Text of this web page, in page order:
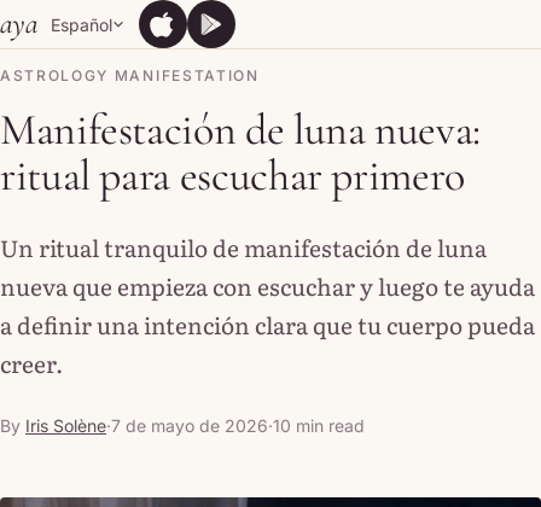
Skip to content
aya Español App Store
App StoreGoogle Play
Google Play
ASTROLOGY MANIFESTATION
Manifestación de luna nueva:
ritual para escuchar primero
Un ritual tranquilo de manifestación de luna
nueva que empieza con escuchar y luego te ayuda
a definir una intención clara que tu cuerpo pueda
creer.
By Iris Solène·7 de mayo de 2026·10 min read